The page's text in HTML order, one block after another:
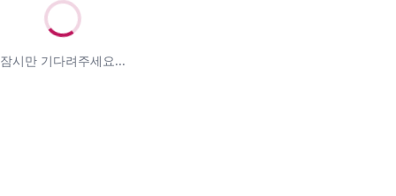
잠시만 기다려주세요...